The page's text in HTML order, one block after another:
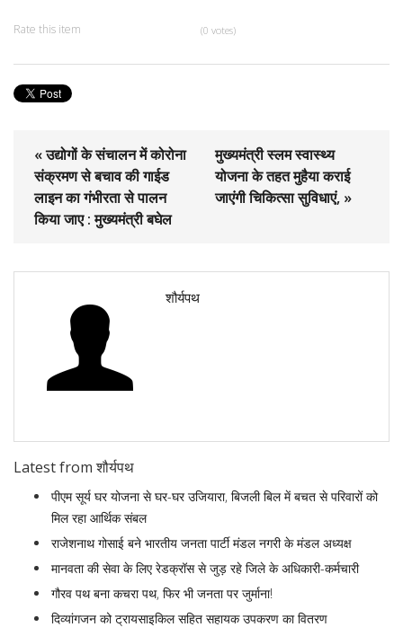
Rate this item (0 votes)
« उद्योगों के संचालन में कोरोना
संक्रमण से बचाव की गाईड
लाइन का गंभीरता से पालन
किया जाए : मुख्यमंत्री बघेल
मुख्यमंत्री स्लम स्वास्थ्य
योजना के तहत मुहैया कराई
जाएंगी चिकित्सा सुविधाएं, »
शौर्यपथ
Latest from शौर्यपथ
पीएम सूर्य घर योजना से घर-घर उजियारा, बिजली बिल में बचत से परिवारों को
मिल रहा आर्थिक संबल
राजेशनाथ गोसाई बने भारतीय जनता पार्टी मंडल नगरी के मंडल अध्यक्ष
मानवता की सेवा के लिए रेडक्रॉस से जुड़ रहे जिले के अधिकारी-कर्मचारी
गौरव पथ बना कचरा पथ, फिर भी जनता पर जुर्माना!
दिव्यांगजन को ट्रायसाइकिल सहित सहायक उपकरण का वितरण